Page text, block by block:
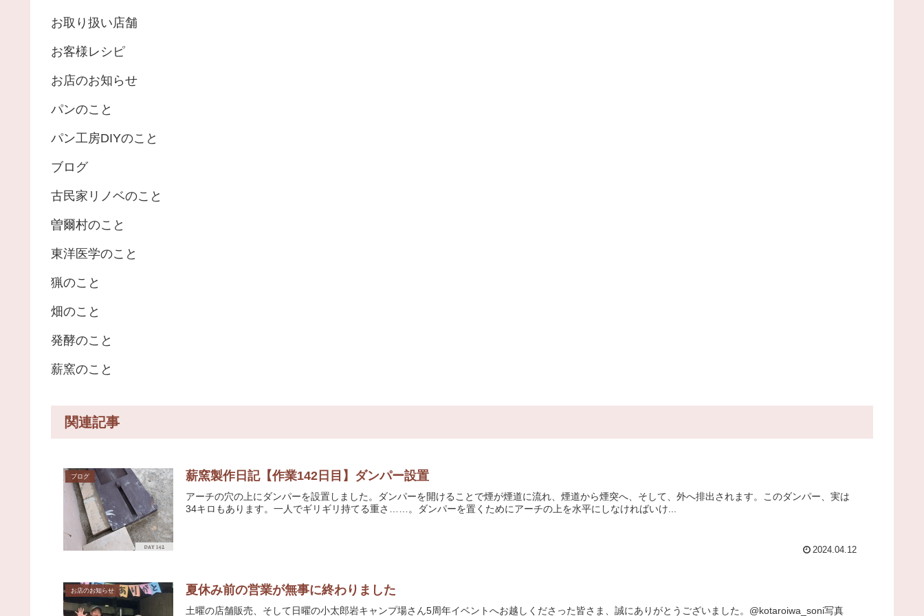
お取り扱い店舗
お客様レシピ
お店のお知らせ
パンのこと
パン工房DIYのこと
ブログ
古民家リノベのこと
曽爾村のこと
東洋医学のこと
猟のこと
畑のこと
発酵のこと
薪窯のこと
関連記事
ブログ 薪窯製作日記【作業142日目】ダンパー設置
アーチの穴の上にダンパーを設置しました。ダンパーを開けることで煙が煙道に流れ、煙道から煙突へ、そして、外へ排出されます。このダンパー、実は
34キロもあります。一人でギリギリ持てる重さ……。ダンパーを置くためにアーチの上を水平にしなければいけ...
2024.04.12
お店のお知らせ 夏休み前の営業が無事に終わりました
土曜の店舗販売、そして日曜の小太郎岩キャンプ場さん5周年イベントへお越しくださった皆さま、誠にありがとうございました。@kotaroiwa_soni写真